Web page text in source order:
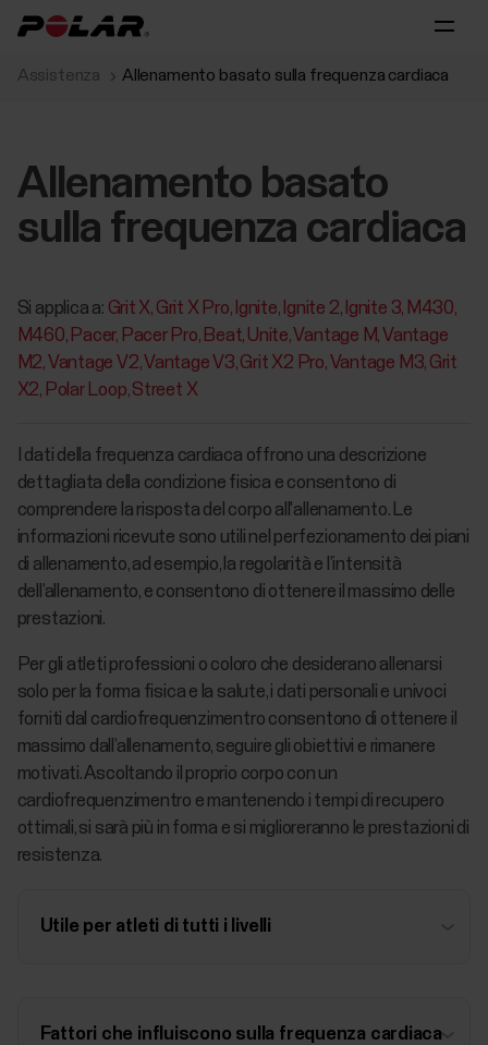
Assistenza Allenamento basato sulla frequenza cardiaca
Allenamento basato
sulla frequenza cardiaca
Si applica a: Grit X Grit X Pro Ignite Ignite 2 Ignite 3 M430
M460 Pacer Pacer Pro Beat Unite Vantage M Vantage
M2 Vantage V2 Vantage V3 Grit X2 Pro Vantage M3 Grit
X2 Polar Loop Street X
I dati della frequenza cardiaca offrono una descrizione
dettagliata della condizione fisica e consentono di
comprendere la risposta del corpo all'allenamento. Le
informazioni ricevute sono utili nel perfezionamento dei piani
di allenamento, ad esempio, la regolarità e l’intensità
dell’allenamento, e consentono di ottenere il massimo delle
prestazioni.
Per gli atleti professioni o coloro che desiderano allenarsi
solo per la forma fisica e la salute, i dati personali e univoci
forniti dal cardiofrequenzimentro consentono di ottenere il
massimo dall’allenamento, seguire gli obiettivi e rimanere
motivati. Ascoltando il proprio corpo con un
cardiofrequenzimentro e mantenendo i tempi di recupero
ottimali, si sarà più in forma e si miglioreranno le prestazioni di
resistenza.
Utile per atleti di tutti i livelli
Fattori che influiscono sulla frequenza cardiaca